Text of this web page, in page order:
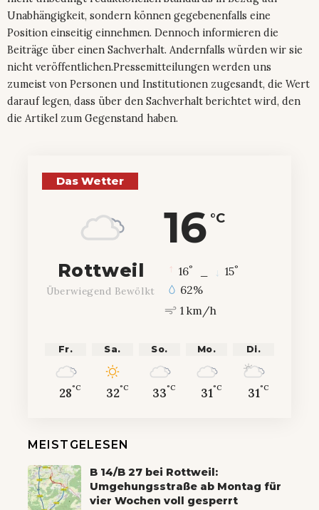
Unabhängigkeit, sondern können gegebenenfalls eine
Position einseitig einnehmen. Dennoch informieren die
Beiträge über einen Sachverhalt. Andernfalls würden wir sie
nicht veröffentlichen.Pressemitteilungen werden uns
zumeist von Personen und Institutionen zugesandt, die Wert
darauf legen, dass über den Sachverhalt berichtet wird, den
die Artikel zum Gegenstand haben.
Das Wetter
16 °C
Rottweil
Überwiegend Bewölkt
16° 15°
62%
1 km/h
Fr.
28°C
Sa.
32°C
So.
33°C
Mo.
31°C
Di.
31°C
MEISTGELESEN
B 14/B 27 bei Rottweil:
Umgehungsstraße ab Montag für
vier Wochen voll gesperrt